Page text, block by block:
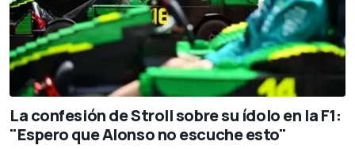
La confesión de Stroll sobre su ídolo en la F1:
"Espero que Alonso no escuche esto"